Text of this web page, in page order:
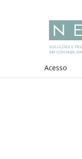
Acesso